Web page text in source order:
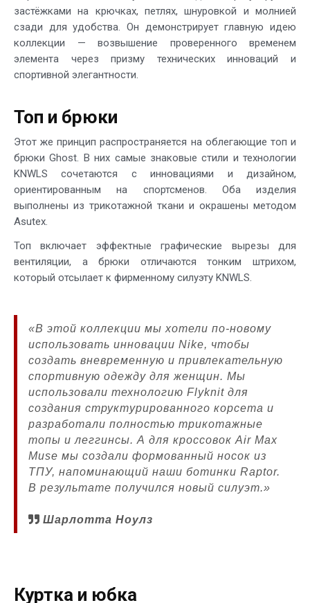
застёжками на крючках, петлях, шнуровкой и молнией
сзади для удобства. Он демонстрирует главную идею
коллекции — возвышение проверенного временем
элемента через призму технических инноваций и
спортивной элегантности.
Топ и брюки
Этот же принцип распространяется на облегающие топ и
брюки Ghost. В них самые знаковые стили и технологии
KNWLS сочетаются с инновациями и дизайном,
ориентированным на спортсменов. Оба изделия
выполнены из трикотажной ткани и окрашены методом
Asutex.
Топ включает эффектные графические вырезы для
вентиляции, а брюки отличаются тонким штрихом,
который отсылает к фирменному силуэту KNWLS.
«В этой коллекции мы хотели по-новому
использовать инновации Nike, чтобы
создать вневременную и привлекательную
спортивную одежду для женщин. Мы
использовали технологию Flyknit для
создания структурированного корсета и
разработали полностью трикотажные
топы и леггинсы. А для кроссовок Air Max
Muse мы создали формованный носок из
ТПУ, напоминающий наши ботинки Raptor.
В результате получился новый силуэт.»
Шарлотта Ноулз
Куртка и юбка